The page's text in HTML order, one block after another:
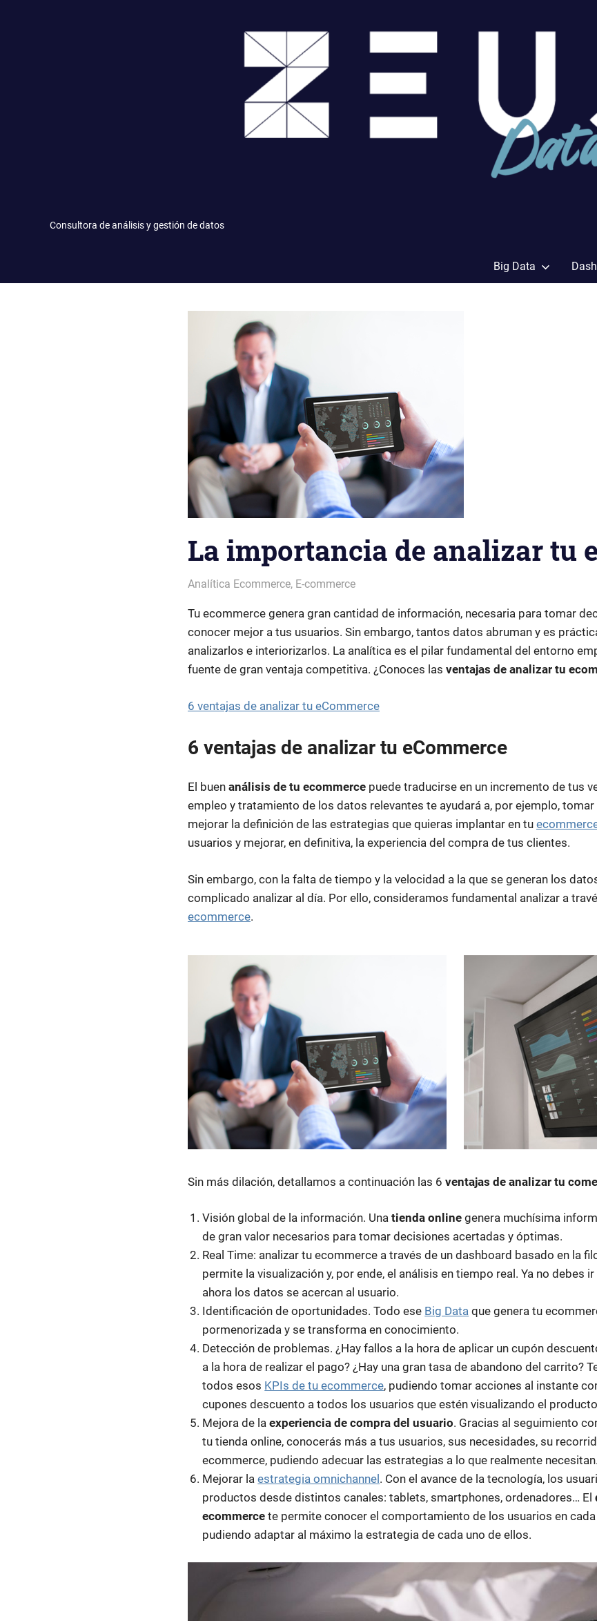
Consultora de análisis y gestión de datos
Big Data
La importancia de analizar tu
Patricia Nuño
Analítica Ecommerce, E-commerce
Tu ecommerce genera gran cantidad de información, necesaria para tomar
conocer mejor a tus usuarios. Sin embargo, tantos datos abruman y es
analizarlos e interiorizarlos. La analítica es el pilar fundamental del entorno
fuente de gran ventaja competitiva. ¿Conoces las ventajas de analizar tu
6 ventajas de analizar tu eCommerce
6 ventajas de analizar tu eCommerce
El buen análisis de tu ecommerce puede traducirse en un incremento de tus
empleo y tratamiento de los datos relevantes te ayudará a, por ejemplo,
mejorar la definición de las estrategias que quieras implantar en tu
usuarios y mejorar, en definitiva, la experiencia del compra de tus clientes.
Sin embargo, con la falta de tiempo y la velocidad a la que se generan los
complicado analizar al día. Por ello, consideramos fundamental analizar a
ecommerce.
Sin más dilación, detallamos a continuación las 6 ventajas de analizar tu
Visión global de la información. Unatienda online genera muchísima
de gran valor necesarios para tomar decisiones acertadas y óptimas.
Real Time: analizar tu ecommerce a través de un dashboard basado en la
permite la visualización y, por ende, el análisis en tiempo real. Ya no debes
ahora los datos se acercan al usuario.
Identificación de oportunidades. Todo ese Big Data que genera tu
pormenorizada y se transforma en conocimiento.
Detección de problemas. ¿Hay fallos a la hora de aplicar un cupón
a la hora de realizar el pago? ¿Hay una gran tasa de abandono del carrito?
todos esos KPIs de tu ecommerce, pudiendo tomar acciones al instante
cupones descuento a todos los usuarios que estén visualizando el
Mejora de laexperiencia de compra del usuario. Gracias al seguimiento
tu tienda online, conocerás más a tus usuarios, sus necesidades, su
ecommerce, pudiendo adecuar las estrategias a lo que realmente necesitan.
Mejorar laestrategia omnichannel . Con el avance de la tecnología, los
productos desde distintos canales: tablets, smartphones, ordenadores… El
ecommerce te permite conocer el comportamiento de los usuarios en
pudiendo adaptar al máximo la estrategia de cada uno de ellos.